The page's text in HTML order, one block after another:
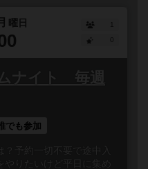
月 曜日
1
ナイト 毎週
でも参加
？予約一切不要で途中入
やりたいけど平日に集め